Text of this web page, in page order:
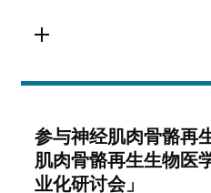
参与神经肌肉骨骼再
肌肉骨骼再生生物医
业化研讨会」